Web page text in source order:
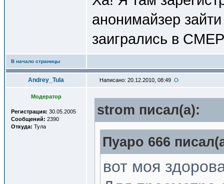
анонимайзер
заигрались в
В начало страницы
Andrey_Tula Написано: 20.12.2010, 08:49
Модератор
Регистрация: 30.05.2005
Сообщений: 2390
Откуда: Тула
strom писал(a):
Пуаро 666
вот моя